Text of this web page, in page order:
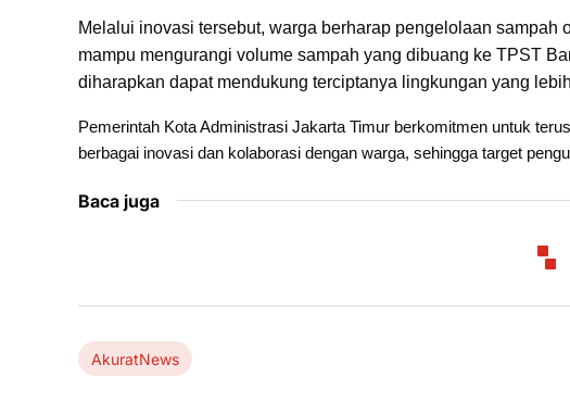
Melalui inovasi tersebut, warga berharap pengelolaan
mampu mengurangi volume sampah yang dibuang ke TPST
diharapkan dapat mendukung terciptanya lingkungan yang
Pemerintah Kota Administrasi Jakarta Timur berkomitmen untuk
berbagai inovasi dan kolaborasi dengan warga, sehingga target
Baca juga
AkuratNews